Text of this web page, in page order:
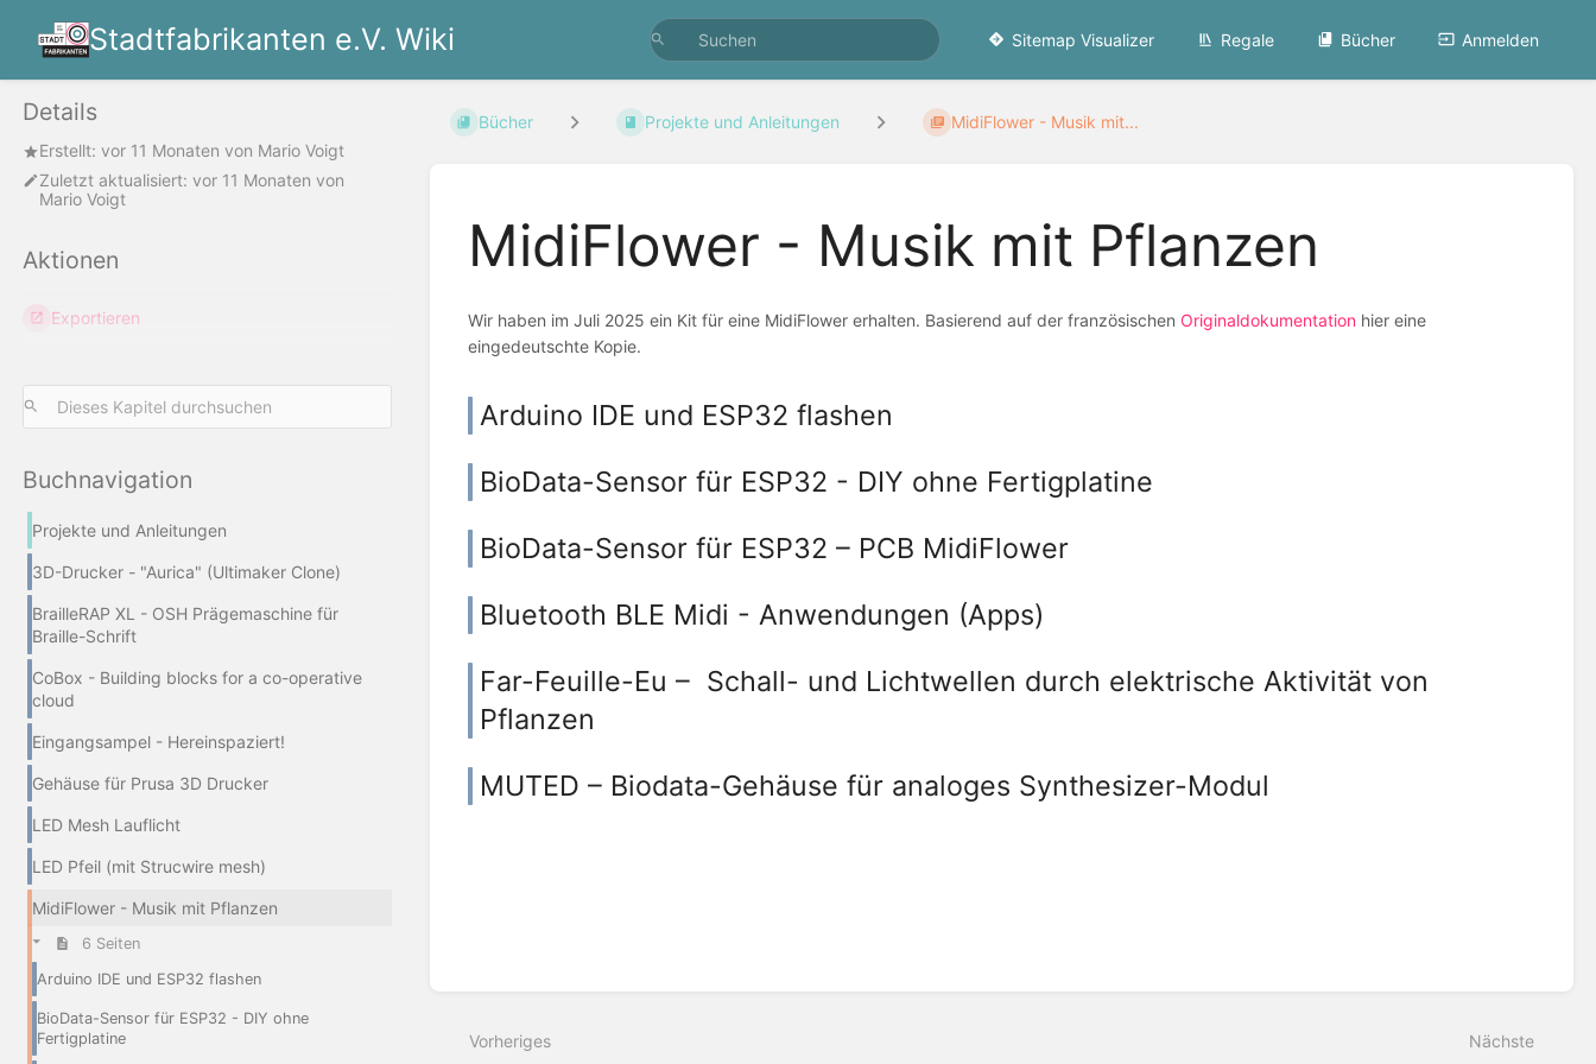
Stadtfabrikanten e.V. Wiki Sitemap Visualizer Regale Bücher Anmelden
Details
Erstellt: vor 11 Monaten von Mario Voigt
Zuletzt aktualisiert: vor 11 Monaten von
Mario Voigt
Aktionen
Exportieren
Buchnavigation
Projekte und Anleitungen
3D-Drucker - "Aurica" (Ultimaker Clone)
BrailleRAP XL - OSH Prägemaschine für
Braille-Schrift
CoBox - Building blocks for a co-operative
cloud
Eingangsampel - Hereinspaziert!
Gehäuse für Prusa 3D Drucker
LED Mesh Lauflicht
LED Pfeil (mit Strucwire mesh)
MidiFlower - Musik mit Pflanzen
6 Seiten
Arduino IDE und ESP32 flashen
BioData-Sensor für ESP32 - DIY ohne
Fertigplatine
Bücher Projekte und Anleitungen MidiFlower - Musik mit...
MidiFlower - Musik mit Pflanzen
Wir haben im Juli 2025 ein Kit für eine MidiFlower erhalten. Basierend auf der französischen Originaldokumentation hier eine
eingedeutschte Kopie.
Arduino IDE und ESP32 flashen
BioData-Sensor für ESP32 - DIY ohne Fertigplatine
BioData-Sensor für ESP32 – PCB MidiFlower
Bluetooth BLE Midi - Anwendungen (Apps)
Far-Feuille-Eu – Schall- und Lichtwellen durch elektrische Aktivität von
Pflanzen
MUTED – Biodata-Gehäuse für analoges Synthesizer-Modul
Vorheriges Nächste